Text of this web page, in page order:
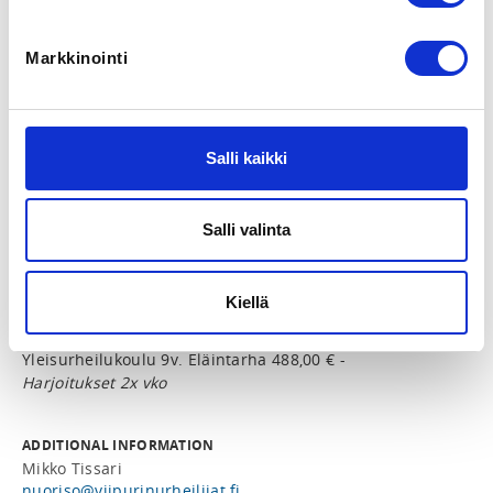
Markkinointi
Salli kaikki
Salli valinta
Kiellä
LOCALITY
Yleisurheilukoulu 9v. Eläintarha 395,00 € -
Harjoitukset 1x vko
Yleisurheilukoulu 9v. Eläintarha 488,00 € -
Harjoitukset 2x vko
ADDITIONAL INFORMATION
Mikko Tissari